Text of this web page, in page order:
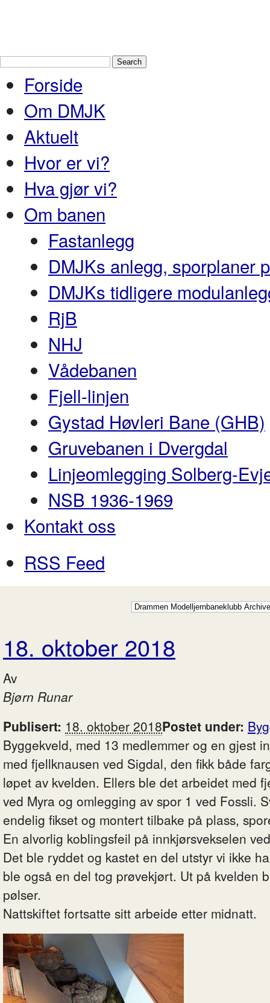
Forside
Om DMJK
Aktuelt
Hvor er vi?
Hva gjør vi?
Om banen
Fastanlegg
DMJKs anlegg, sporplaner
DMJKs tidligere
RjB
NHJ
Vådebanen
Fjell-linjen
Gystad Høvleri Bane (GHB)
Gruvebanen i Dvergdal
Linjeomlegging Solberg-
NSB 1936-1969
Kontakt oss
RSS Feed
18. oktober 2018
Av
Bjørn Runar
Publisert: 18. oktober 2018Postet under:
Byggekveld, med 13 medlemmer og en gjest
med fjellknausen ved Sigdal, den fikk både
løpet av kvelden. Ellers ble det arbeidet med
ved Myra og omlegging av spor 1 ved Fossli.
endelig fikset og montert tilbake på plass,
En alvorlig koblingsfeil på innkjørsvekselen
Det ble ryddet og kastet en del utstyr vi ikke
ble også en del tog prøvekjørt. Ut på kvelden
pølser.
Nattskiftet fortsatte sitt arbeide etter midnatt.